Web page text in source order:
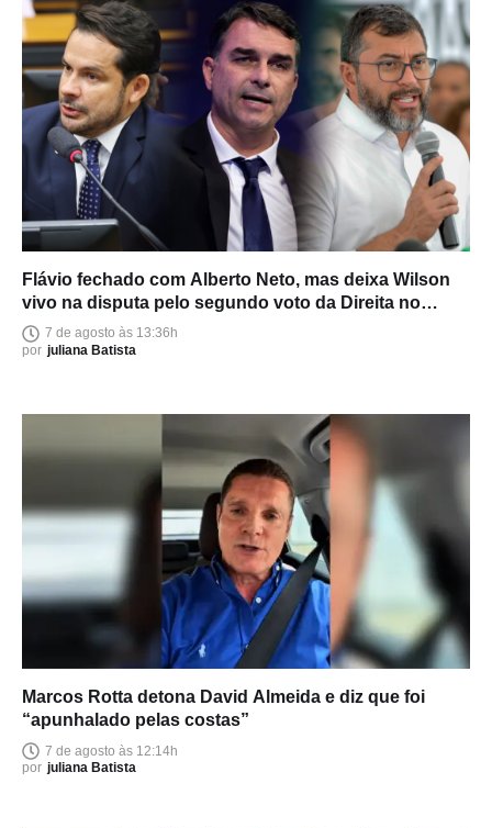
Flávio fechado com Alberto Neto, mas deixa Wilson
vivo na disputa pelo segundo voto da Direita no
Amazonas
7 de agosto às 13:36h
por juliana Batista
Marcos Rotta detona David Almeida e diz que foi
“apunhalado pelas costas”
7 de agosto às 12:14h
por juliana Batista